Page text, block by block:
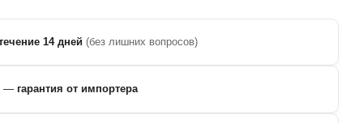
14 дней (без лишних вопросов)
— гарантия от импортера